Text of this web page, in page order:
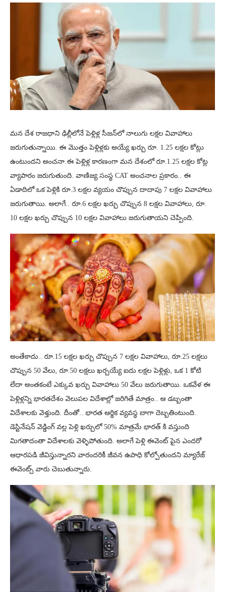
మన దేశ రాజధాని ఢిల్లీలోనే పెళ్లిళ్ల సీజన్‌లో నాలుగు లక్షల వివాహాలు
జరుగుతున్నాయి. ఈ మొత్తం పెళ్లిళ్లకు అయ్యే ఖర్చు రూ. 1.25 లక్షల కోట్లు
ఉంటుందని అంచనా.ఈ పెళ్లిళ్ల కారణంగా మన దేశంలో రూ.1.25 లక్షల కోట్ల
వ్యాపారం జరుగుతుంది. వాణిజ్య సంస్థ CAT అంచనాల ప్రకారం.. ఈ
ఏడాదిలో ఒక పెళ్లికి రూ.3 లక్షల వ్యయం చొప్పున దాదాపు 7 లక్షల వివాహాలు
జరుగుతాయి. అలాగే.. రూ.6 లక్షల ఖర్చు చొప్పున 8 లక్షల వివాహాలు, రూ.
10 లక్షల ఖర్చు చొప్పున 10 లక్షల వివాహాలు జరుగుతాయని చెప్పింది.
అంతేకాదు.. రూ.15 లక్షల ఖర్చు చొప్పున 7 లక్షల వివాహాలు, రూ.25 లక్షలు
చొప్పున 50 వేలు, రూ.50 లక్షలు ఖర్చయ్యే ఐదు లక్షల పెళ్లిళ్లు, ఒక 1 కోటి
లేదా అంతకంటే ఎక్కువ ఖర్చు వివాహాలు 50 వేలు జరుగుతాయి. ఒకవేళ ఈ
పెళ్లిళ్లన్ని భారతదేశం వెలుపల విదేశాల్లో జరిగితే మాత్రం.. ఆ డబ్బంతా
విదేశాలకు వెళ్తుంది. దీంతో.. భారత ఆర్థిక వ్యవస్థ బాగా దెబ్బతింటుంది.
డెస్టినేషన్ వెడ్డింగ్ వల్ల పెళ్లి ఖర్చులో 50% మాత్రమే భారత్ కి వస్తుంది
మిగతాదంతా విదేశాలకు వెళ్ళిపోతుంది. అలాగే పెళ్లి ఈవెంట్ పైన ఎందరో
ఆధారపడి జీవిస్తున్నారని వారందరికీ జీవన ఉపాధి కోల్పోతుందని మ్యారేజ్
ఈవెంట్స్ వారు చెబుతున్నారు.